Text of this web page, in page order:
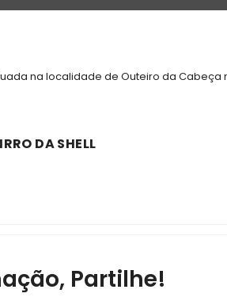
na localidade de Outeiro da Cabeça
DA SHELL
Partilhe!